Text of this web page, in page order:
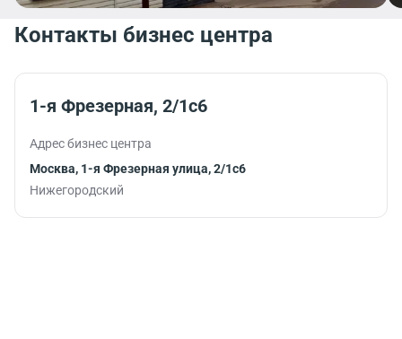
Контакты бизнес центра
1-я Фрезерная, 2/1с6
Адрес бизнес центра
Москва, 1-я Фрезерная улица, 2/1с6
Нижегородский